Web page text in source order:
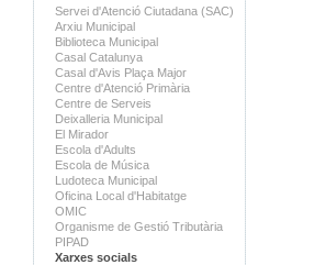
Servei d'Atenció Ciutadana (SAC)
Arxiu Municipal
Biblioteca Municipal
Casal Catalunya
Casal d'Avis Plaça Major
Centre d'Atenció Primària
Centre de Serveis
Deixalleria Municipal
El Mirador
Escola d'Adults
Escola de Música
Ludoteca Municipal
Oficina Local d'Habitatge
OMIC
Organisme de Gestió Tributària
PIPAD
Xarxes socials